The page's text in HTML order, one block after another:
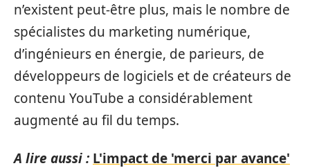
n’existent peut-être plus, mais le nombre de
spécialistes du marketing numérique,
d’ingénieurs en énergie, de parieurs, de
développeurs de logiciels et de créateurs de
contenu YouTube a considérablement
augmenté au fil du temps.
A lire aussi : L'impact de 'merci par avance'